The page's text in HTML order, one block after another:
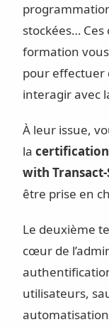
stockées…
formation
pour effectuer
interagir avec
À leur issue,
la
with Transact-
être prise en
Le deuxième
cœur de
utilisateurs,